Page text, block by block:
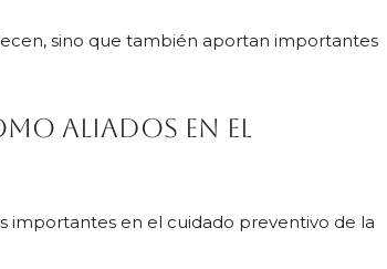
sino que también aportan importantes
aliados en el
importantes en el cuidado preventivo de la